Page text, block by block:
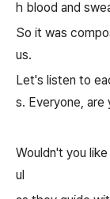
h blood and
So it was
us.
Let's listen to
s. Everyone, are
Wouldn't you
ul